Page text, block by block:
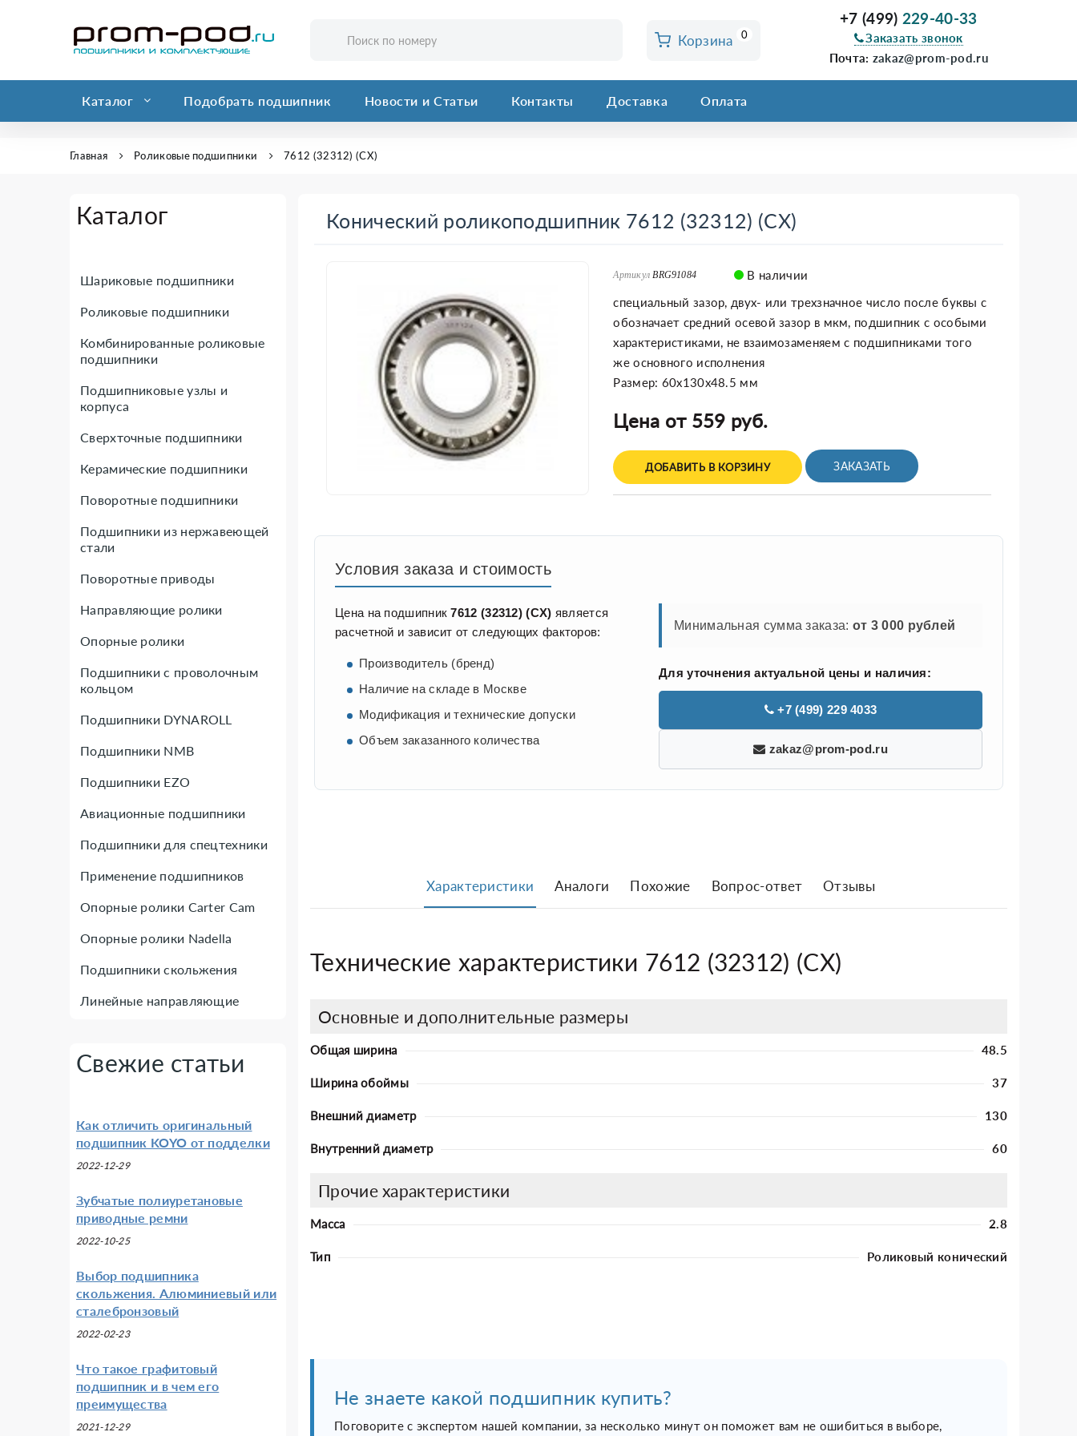
Корзина 0
+7 (499) 229-40-33
Заказать звонок
Почта: zakaz@prom-pod.ru
Каталог Подобрать подшипник Новости и Статьи Контакты Доставка Оплата
Главная Роликовые подшипники 7612 (32312) (CХ)
Каталог
Шариковые подшипники
Роликовые подшипники
Комбинированные роликовые
подшипники
Подшипниковые узлы и
корпуса
Сверхточные подшипники
Керамические подшипники
Поворотные подшипники
Подшипники из нержавеющей
стали
Поворотные приводы
Направляющие ролики
Опорные ролики
Подшипники с проволочным
кольцом
Подшипники DYNAROLL
Подшипники NMB
Подшипники EZO
Авиационные подшипники
Подшипники для спецтехники
Применение подшипников
Опорные ролики Carter Cam
Опорные ролики Nadella
Подшипники скольжения
Линейные направляющие
Свежие статьи
Как отличить оригинальный
подшипник KOYO от подделки
2022-12-29
Зубчатые полиуретановые
приводные ремни
2022-10-25
Выбор подшипника
скольжения. Алюминиевый или
сталебронзовый
2022-02-23
Что такое графитовый
подшипник и в чем его
преимущества
2021-12-29
Конический роликоподшипник 7612 (32312) (CХ)
Артикул BRG91084
В наличии
специальный зазор, двух- или трехзначное число после буквы с
обозначает средний осевой зазор в мкм, подшипник с особыми
характеристиками, не взаимозаменяем с подшипниками того
же основного исполнения
Размер: 60x130x48.5 мм
Цена от 559 руб.
ДОБАВИТЬ В КОРЗИНУ ЗАКАЗАТЬ
Условия заказа и стоимость
Цена на подшипник7612 (32312) (CХ) является
расчетной и зависит от следующих факторов:
Производитель (бренд)
Наличие на складе в Москве
Модификация и технические допуски
Объем заказанного количества
Минимальная сумма заказа: от 3 000 рублей
Для уточнения актуальной цены и наличия:
+7 (499) 229 4033
zakaz@prom-pod.ru
Характеристики Аналоги Похожие Вопрос-ответ Отзывы
Технические характеристики 7612 (32312) (CХ)
Основные и дополнительные размеры
Общая ширина 48.5
Ширина обоймы 37
Внешний диаметр 130
Внутренний диаметр 60
Прочие характеристики
Масса 2.8
Тип Роликовый конический
Не знаете какой подшипник купить?
Поговорите с экспертом нашей компании, за несколько минут он поможет вам не ошибиться в выборе,